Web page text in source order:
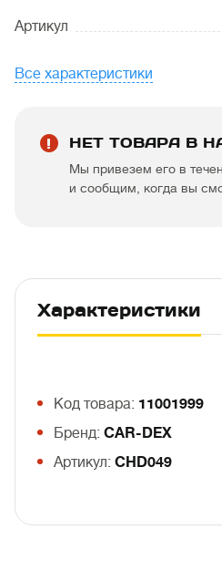
Артикул
Все характеристики
НЕТ ТОВАРА В
Мы привезем его в
и сообщим, когда вы
Характеристики
Код товара: 11001999
Бренд: CAR-DEX
Артикул: CHD049